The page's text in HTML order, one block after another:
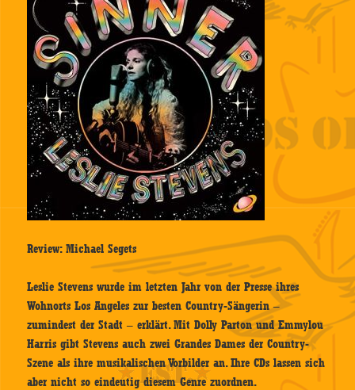
Review: Michael Segets
Leslie Stevens wurde im letzten Jahr von der Presse ihres
Wohnorts Los Angeles zur besten Country-Sängerin –
zumindest der Stadt – erklärt. Mit Dolly Parton und Emmylou
Harris gibt Stevens auch zwei Grandes Dames der Country-
Szene als ihre musikalischen Vorbilder an. Ihre CDs lassen sich
aber nicht so eindeutig diesem Genre zuordnen.